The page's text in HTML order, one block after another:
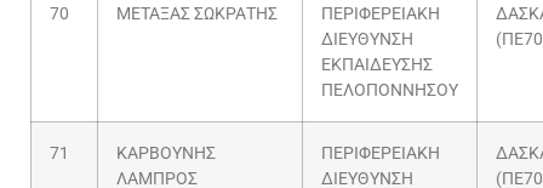
70 ΜΕΤΑΞΑΣ ΣΩΚΡΑΤΗΣ
ΠΕΡΙΦΕΡΕΙΑΚΗ
ΔΙΕΥΘΥΝΣΗ
ΕΚΠΑΙΔΕΥΣΗΣ
ΠΕΛΟΠΟΝΝΗΣΟΥ
71
ΚΑΡΒΟΥΝΗΣ
ΛΑΜΠΡΟΣ
ΠΕΡΙΦΕΡΕΙΑΚΗ
ΔΙΕΥΘΥΝΣΗ